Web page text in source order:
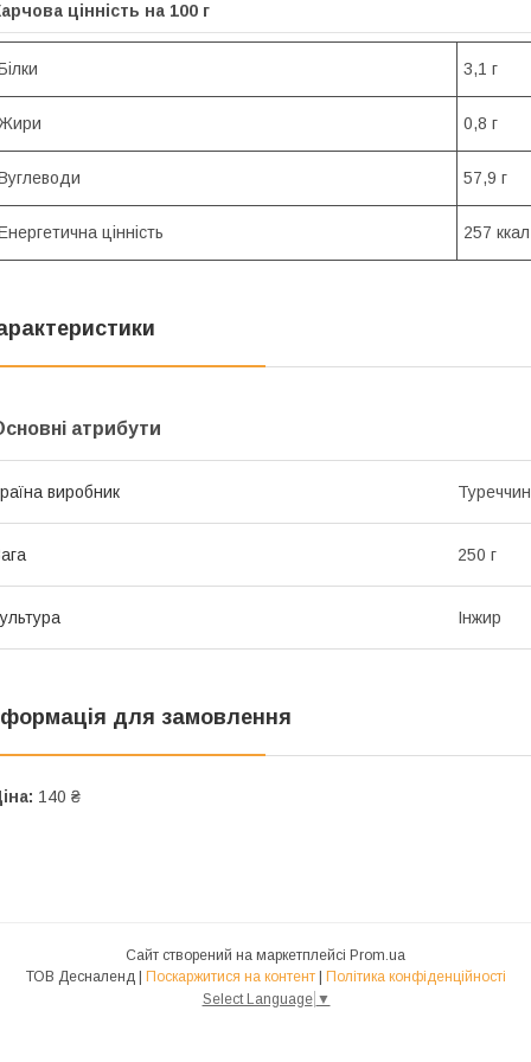
цінність на 100 г
3,1 г
0,8 г
57,9 г
цінність 257 ккал
атрибути
виробник
250 г
Інжир
для замовлення
140 ₴
Сайт створений на маркетплейсі Prom.ua
Поскаржитися на контент
Політика конфіденційності
Select Language ▼